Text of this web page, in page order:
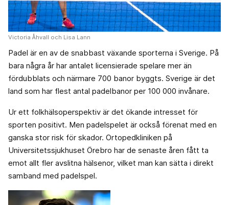
Victoria Åhvall och Lisa Lann
Padel är en av de snabbast växande sporterna i Sverige. På
bara några år har antalet licensierade spelare mer än
fördubblats och närmare 700 banor byggts. Sverige är det
land som har flest antal padelbanor per 100 000 invånare.
Ur ett folkhälsoperspektiv är det ökande intresset för
sporten positivt. Men padelspelet är också förenat med en
ganska stor risk för skador. Ortopedkliniken på
Universitetssjukhuset Örebro har de senaste åren fått ta
emot allt fler avslitna hälsenor, vilket man kan sätta i direkt
samband med padelspel.